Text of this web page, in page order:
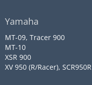
Yamaha
MT-09, Tracer 900
MT-10
XSR 900
XV 950 (R/Racer), SCR950R